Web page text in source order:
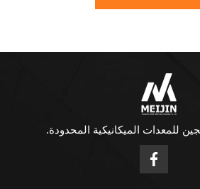
للمعدات الميكانيكية المحدودة.